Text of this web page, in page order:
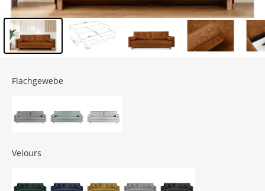
Flachgewebe
Velours